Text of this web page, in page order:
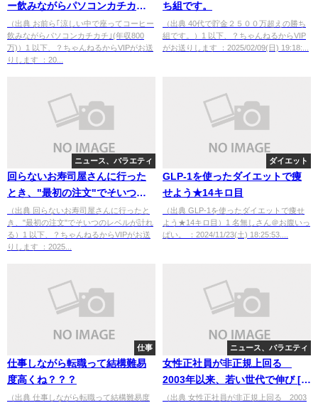
ー飲みながらパソコンカチカチ｣
(年収800万)
（出典 お前ら｢涼しい中で座ってコーヒー
飲みながらパソコンカチカチ｣(年収800
万)）1 以下、？ちゃんねるからVIPがお送
りします ：20...
ち組です。
（出典 40代で貯金２５００万超えの勝ち
組です。）1 以下、？ちゃんねるからVIP
がお送りします ：2025/02/09(日) 19:18:...
ニュース、バラエティ
回らないお寿司屋さんに行った
とき、"最初の注文"でそいつの
レベルが計れる
（出典 回らないお寿司屋さんに行ったと
き、"最初の注文"でそいつのレベルが計れ
る）1 以下、？ちゃんねるからVIPがお送
りします ：2025...
ダイエット
GLP-1を使ったダイエットで痩
せよう★14キロ目
（出典 GLP-1を使ったダイエットで痩せ
よう★14キロ目）1 名無しさん＠お腹いっ
ぱい。 ：2024/11/23(土) 18:25:53....
仕事
仕事しながら転職って結構難易
度高くね？？？
（出典 仕事しながら転職って結構難易度
ニュース、バラエティ
女性正社員が非正規上回る
2003年以来、若い世代で伸び [蚤
の市★]
（出典 女性正社員が非正規上回る 2003